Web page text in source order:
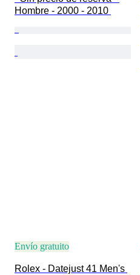
Hombre - 2000 - 2010
Envío gratuito
Rolex - Datejust 41 Men's